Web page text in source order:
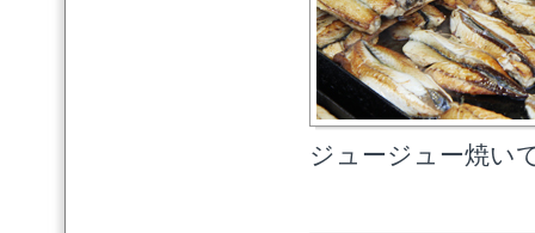
ジュージュー焼い